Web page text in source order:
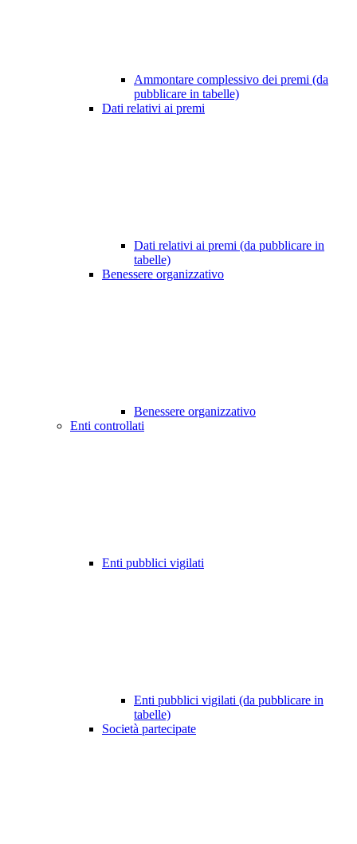
Ammontare complessivo dei premi (da
pubblicare in tabelle)
Dati relativi ai premi
Dati relativi ai premi (da pubblicare in
tabelle)
Benessere organizzativo
Benessere organizzativo
Enti controllati
Enti pubblici vigilati
Enti pubblici vigilati (da pubblicare in
tabelle)
Società partecipate